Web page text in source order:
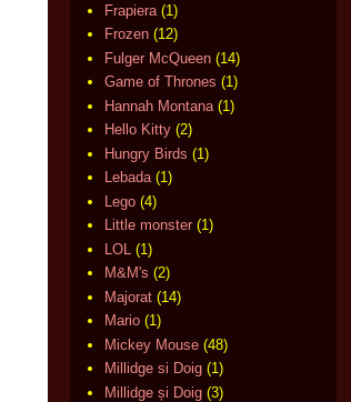
Frapiera (1)
Frozen (12)
Fulger McQueen (14)
Game of Thrones (1)
Hannah Montana (1)
Hello Kitty (2)
Hungry Birds (1)
Lebada (1)
Lego (4)
Little monster (1)
LOL
(1)
M&M's (2)
Majorat (14)
Mario (1)
Mickey Mouse (48)
Millidge si Doig (1)
Millidge și Doig (3)